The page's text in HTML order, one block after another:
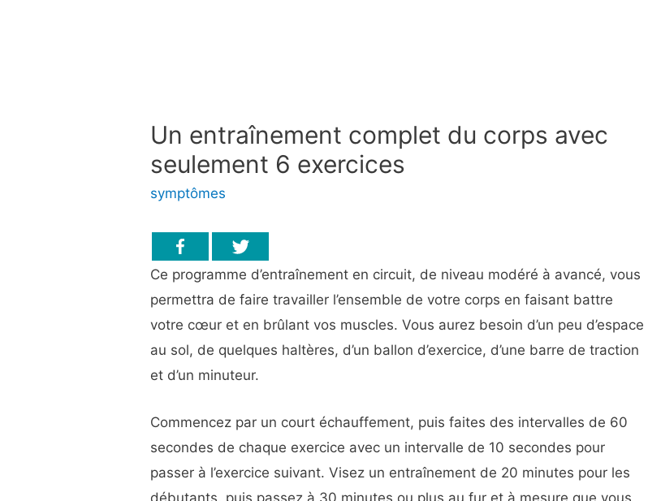
Un entraînement complet du corps avec
seulement 6 exercices
symptômes
Ce programme d’entraînement en circuit, de niveau modéré à avancé, vous
permettra de faire travailler l’ensemble de votre corps en faisant battre
votre cœur et en brûlant vos muscles. Vous aurez besoin d’un peu d’espace
au sol, de quelques haltères, d’un ballon d’exercice, d’une barre de traction
et d’un minuteur.
Commencez par un court échauffement, puis faites des intervalles de 60
secondes de chaque exercice avec un intervalle de 10 secondes pour
passer à l’exercice suivant. Visez un entraînement de 20 minutes pour les